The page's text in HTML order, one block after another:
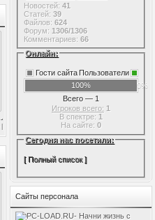
Новостей:41
Статей:39
Файлов:624
Форум: 1306/1306
Комментариев:66
Онлайн:
Пользователи
Гости сайта
100%
0%
Всего — 1
Игроков всего: 1
В спектре: 1
На сайте: 0
Сегодня нас посетили:
[ Полный список]
Сайты персонала